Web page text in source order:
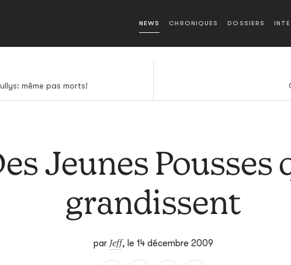
NEWS CHRONIQUES DOSSIERS
même pas morts!
Jeunes Pousses
grandissent
par Jeff, le 14 décembre 2009